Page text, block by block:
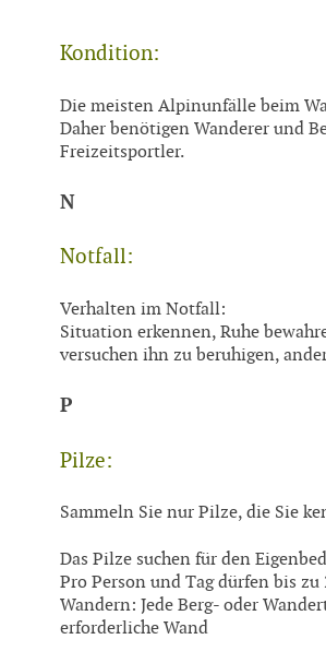
Kondition:
Die meisten Alpinunfälle beim
Daher benötigen Wanderer und
Freizeitsportler.
N
Notfall:
Verhalten im Notfall:
Situation erkennen, Ruhe
versuchen ihn zu beruhigen,
P
Pilze:
Sammeln Sie nur Pilze, die Sie
Das Pilze suchen für den
Pro Person und Tag dürfen bis
Wandern: Jede Berg- oder
erforderliche Wand